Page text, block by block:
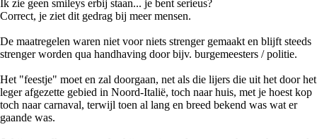
Ik zie geen smileys erbij staan... je bent serieus?
Correct, je ziet dit gedrag bij meer mensen.
De maatregelen waren niet voor niets strenger gemaakt en blijft steeds
strenger worden qua handhaving door bijv. burgemeesters / politie.
Het "feestje" moet en zal doorgaan, net als die lijers die uit het door het
leger afgezette gebied in Noord-Italië, toch naar huis, met je hoest kop
toch naar carnaval, terwijl toen al lang en breed bekend was wat er
gaande was.